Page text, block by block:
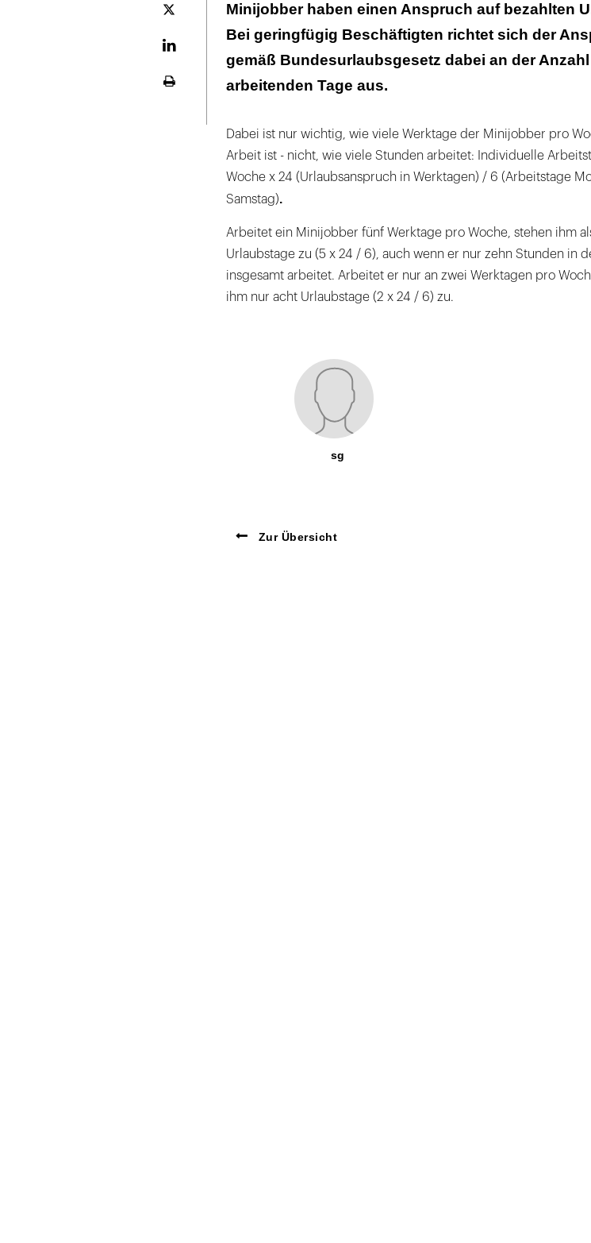
Plattform
Minijobber haben einen Anspruch auf bezahlten
Bei geringfügig Beschäftigten richtet sich der
gemäß Bundesurlaubsgesetz dabei an der
arbeitenden Tage aus.
Dabei ist nur wichtig, wie viele Werktage der Minijobber pro
Arbeit ist - nicht, wie viele Stunden arbeitet: Individuelle
Woche x 24 (Urlaubsanspruch in Werktagen) / 6 (Arbeitstage
Samstag).
Arbeitet ein Minijobber fünf Werktage pro Woche, stehen ihm
Urlaubstage zu (5 x 24 / 6), auch wenn er nur zehn Stunden in
insgesamt arbeitet. Arbeitet er nur an zwei Werktagen pro
ihm nur acht Urlaubstage (2 x 24 / 6) zu.
sg
Zur Übersicht